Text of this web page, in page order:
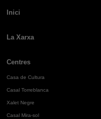
Inici
La Xarxa
Centres
Casa de Cultura
Casal Torreblanca
Xalet Negre
Casal Mira-sol